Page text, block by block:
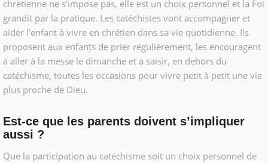
chrétienne ne s’impose pas, elle est un choix personnel et la Foi
grandit par la pratique. Les catéchistes vont accompagner et
aider l’enfant à vivre en chrétien dans sa vie quotidienne. Ils
proposent aux enfants de prier régulièrement, les encouragent
à aller à la messe le dimanche et à saisir, en dehors du
catéchisme, toutes les occasions pour vivre petit à petit une vie
plus proche de Dieu.
Est-ce que les parents doivent s’impliquer
aussi ?
Que la participation au catéchisme soit un choix personnel de